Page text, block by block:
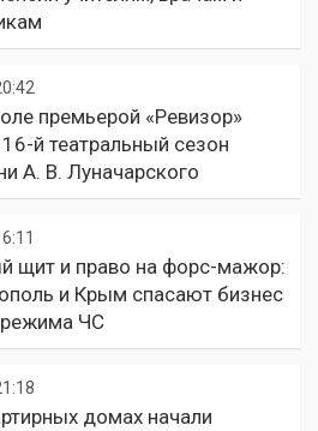
премьерой «Ревизор»
й театральный сезон
А. В. Луначарского
щит и право на форс-мажор:
и Крым спасают бизнес
режима ЧС
домах начали